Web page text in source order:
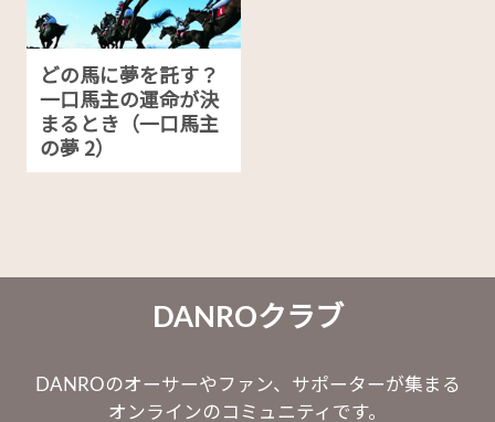
どの馬に夢を託す？
一口馬主の運命が決
まるとき（一口馬主
の夢 2）
DANROクラブ
DANROのオーサーやファン、サポーターが集まる
オンラインのコミュニティです。